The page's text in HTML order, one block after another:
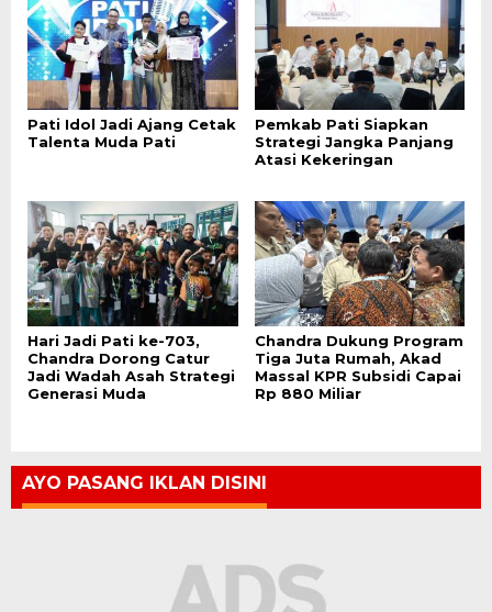
Pati Idol Jadi Ajang Cetak
Talenta Muda Pati
Pemkab Pati Siapkan
Strategi Jangka Panjang
Atasi Kekeringan
Hari Jadi Pati ke-703,
Chandra Dorong Catur
Jadi Wadah Asah Strategi
Generasi Muda
Chandra Dukung Program
Tiga Juta Rumah, Akad
Massal KPR Subsidi Capai
Rp 880 Miliar
AYO PASANG IKLAN DISINI